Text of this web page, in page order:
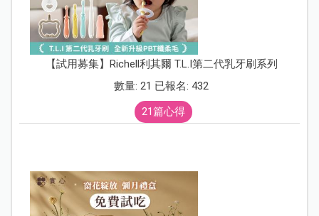
【試用募集】Richell利其爾 T.L.I第二代乳牙刷系列
數量: 21 已報名: 432
21篇心得